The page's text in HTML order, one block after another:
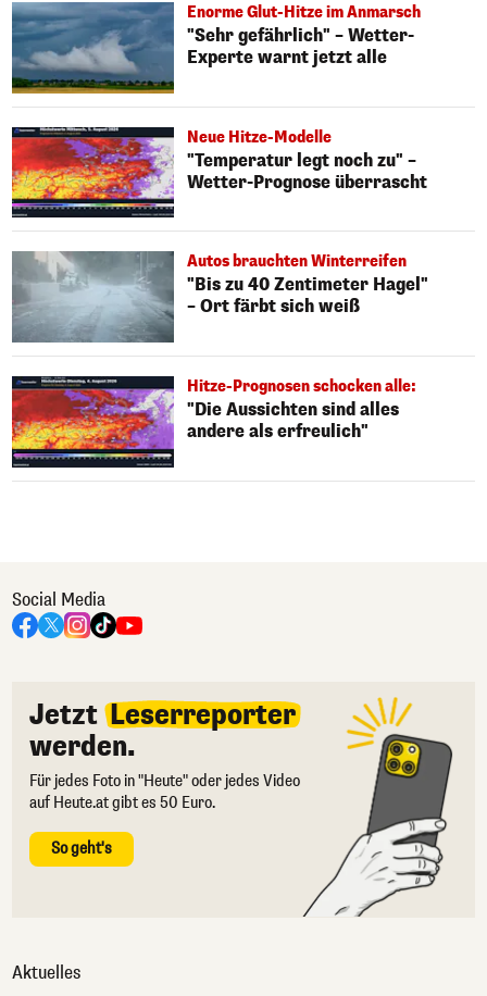
Enorme Glut-Hitze im Anmarsch
"Sehr gefährlich" – Wetter-
Experte warnt jetzt alle
Neue Hitze-Modelle
"Temperatur legt noch zu" –
Wetter-Prognose überrascht
Autos brauchten Winterreifen
"Bis zu 40 Zentimeter Hagel"
– Ort färbt sich weiß
Hitze-Prognosen schocken alle:
"Die Aussichten sind alles
andere als erfreulich"
Social Media
Jetzt Leserreporter
werden.
Für jedes Foto in "Heute" oder jedes Video
auf Heute.at gibt es 50 Euro.
So geht's
Aktuelles